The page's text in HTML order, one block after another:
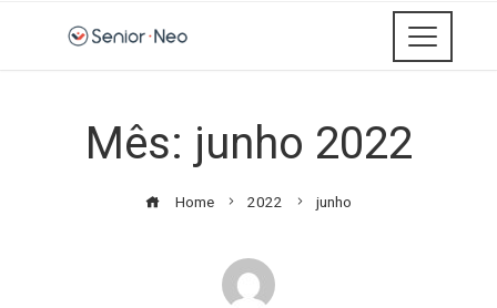
Mês: junho 2022
Home 2022 junho